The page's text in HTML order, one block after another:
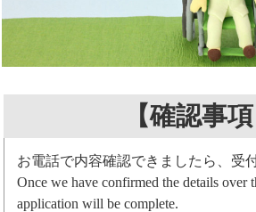
【確認事項
お電話で内容確認できましたら、受
Once we have confirmed the details over
application will be complete.